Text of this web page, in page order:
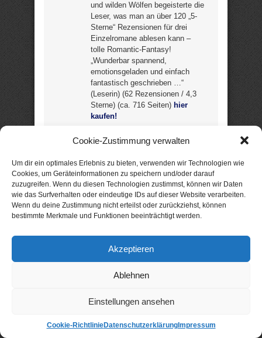
Cookie-Zustimmung verwalten
Um dir ein optimales Erlebnis zu bieten, verwenden wir Technologien wie
Cookies, um Geräteinformationen zu speichern und/oder darauf
zuzugreifen. Wenn du diesen Technologien zustimmst, können wir Daten
wie das Surfverhalten oder eindeutige IDs auf dieser Website verarbeiten.
Wenn du deine Zustimmung nicht erteilst oder zurückziehst, können
bestimmte Merkmale und Funktionen beeinträchtigt werden.
Akzeptieren
Ablehnen
Einstellungen ansehen
Cookie-RichtlinieDatenschutzerklärungImpressum
und wilden Wölfen begeisterte die
Leser, was man an über 120 „5-
Sterne“ Rezensionen für drei
Einzelromane ablesen kann –
tolle Romantic-Fantasy!
„Wunderbar spannend,
emotionsgeladen und einfach
fantastisch geschrieben …“
(Leserin) (62 Rezensionen / 4,3
Sterne) (ca. 716 Seiten) hier
kaufen!
Ratgeber und Sachbuch
50 schnelle Gerichte – die besten Blitz-Rezepte
unter 20 MinutenRezepte von Stephanie Pelser:
„Dieses Buch will Ihnen dabei helfen, schnelle und
einfache Gerichte zu finden und diese zu kochen
werden hier Salate, Suppen, Pastagerichte und
Gemüse, Fisch, Fleisch und Süßes präsentiert –
umzusetzen sind. „… der geringe
Gelegenheitsköche interessant“ (Leser) (107